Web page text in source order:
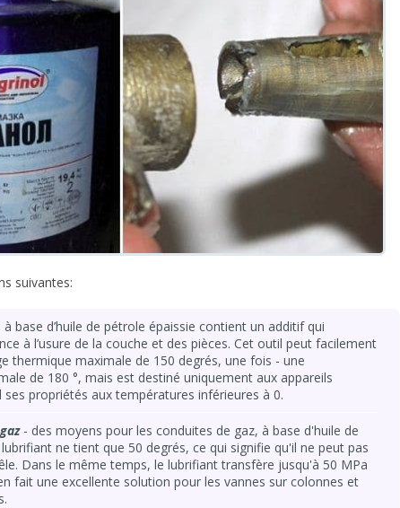
suivantes:
base d’huile de pétrole épaissie contient un additif qui
à l’usure de la couche et des pièces. Cet outil peut facilement
thermique maximale de 150 degrés, une fois - une
de 180 °, mais est destiné uniquement aux appareils
ses propriétés aux températures inférieures à 0.
- des moyens pour les conduites de gaz, à base d'huile de
ne tient que 50 degrés, ce qui signifie qu'il ne peut pas
Dans le même temps, le lubrifiant transfère jusqu'à 50 MPa
fait une excellente solution pour les vannes sur colonnes et